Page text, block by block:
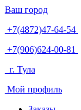
Ваш город
+7(4872)47-64-54
+7(906)624-00-81
г. Тула
Мой профиль